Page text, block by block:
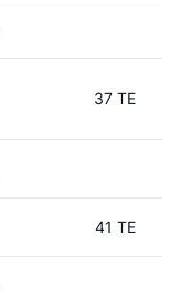
37 TE
41 TE